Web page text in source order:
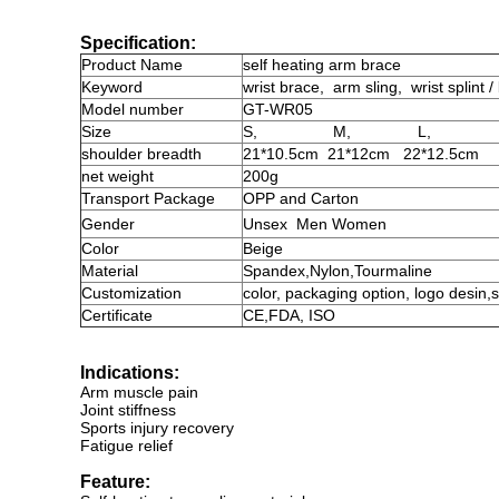
Specification:
Product Name
self heating arm brace
Keyword
wrist brace, arm sling,
wrist splint /
Model number
GT-WR05
Size
S, M,
L,
shoulder breadth
21*10.5cm 21*12cm
22*12.5cm
net weight
200g
Transport Package
OPP and Carton
Gender
Unsex Men Women
Color
Beige
Material
Spandex Nylon Tourmaline
Customization
color, packaging option, logo
Certificate
CE,FDA, ISO
Indications:
Arm muscle pain
Joint stiffness
Sports injury recovery
Fatigue relief
Feature: